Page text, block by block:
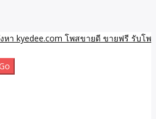
บ้าน ที่ดิน
โพส
บ้าน ที่ดิน อสังหา รับโพสต์ประกาศขาย
หน้าแรกกูเกืล